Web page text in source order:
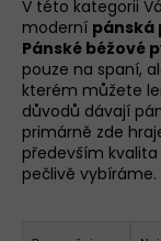
V této kategorii
moderní pánská
Pánské béžové
pouze na spaní,
kterém můžete
důvodů dávají
primárně zde
především
pečlivě vybíráme.
ř
e
b
u
j
e
t